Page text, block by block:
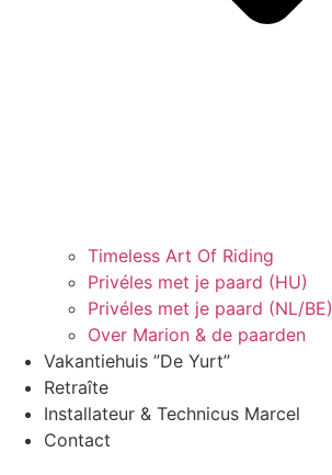
Timeless Art Of Riding
Privéles met je paard (HU)
Privéles met je paard (NL/BE)
Over Marion & de paarden
Vakantiehuis ”De Yurt”
Retraîte
Installateur & Technicus Marcel
Contact